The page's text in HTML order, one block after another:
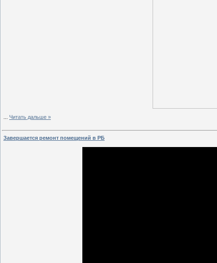
Читать дальше »
Завершается ремонт помещений в РБ